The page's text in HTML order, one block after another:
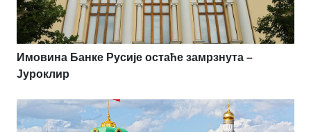
Имовина Банке Русије остаће замрзнута –
Јуроклир